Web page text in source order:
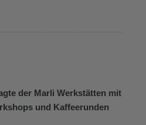
der Marli Werkstätten mit
und Kaffeerunden